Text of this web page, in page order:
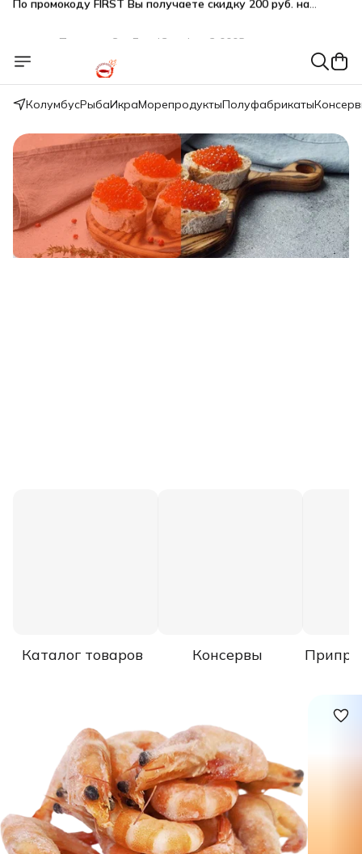
при оплате наличными
🎁 Бесплатная доставка при заказе от 5 000 руб.
КолумбусРыбаИкраМорепродуктыПолуфабрикаты
Каталог товаров Консервы